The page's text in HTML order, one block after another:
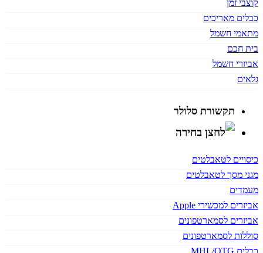
קוצבי זמן
כבלים מאריכים
מתאמי חשמל
בית חכם
אביזרי חשמל
גלאים
תקשורת סלולר
כיסויים לטאבלטים
מגני מסך לטאבלטים
מעמדים
אביזרים למכשירי Apple
אביזרים לסמארטפונים
סוללות לסמארטפונים
כבלים MHL/OTG